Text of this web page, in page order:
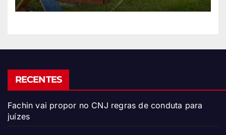
RECENTES
Fachin vai propor no CNJ regras de conduta para
juízes